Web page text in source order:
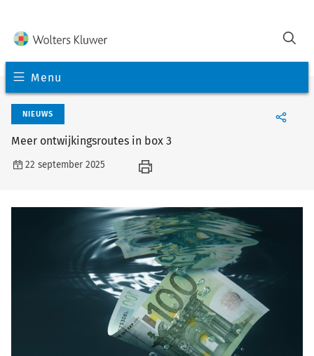
Menu
NIEUWS
Meer ontwijkingsroutes in box 3
22 september 2025